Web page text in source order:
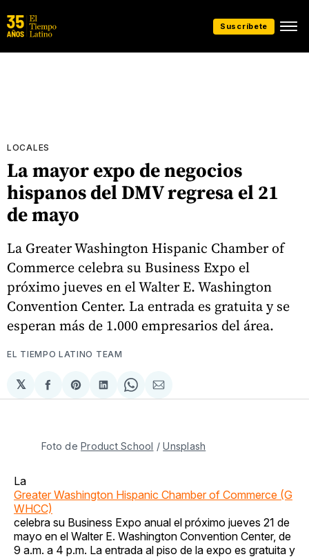
Suscríbete
LOCALES
La mayor expo de negocios
hispanos del DMV regresa el 21
de mayo
La Greater Washington Hispanic Chamber of
Commerce celebra su Business Expo el
próximo jueves en el Walter E. Washington
Convention Center. La entrada es gratuita y se
esperan más de 1.000 empresarios del área.
EL TIEMPO LATINO TEAM
𝕏
Compartir
en
Share
on
Compartir
en
Share
on
Compartir
via
Foto de Product School / Unsplash
La
Greater Washington Hispanic Chamber of Commerce (G
WHCC)
celebra su Business Expo anual el próximo jueves 21 de
mayo en el Walter E. Washington Convention Center, de
9 a.m. a 4 p.m. La entrada al piso de la expo es gratuita y